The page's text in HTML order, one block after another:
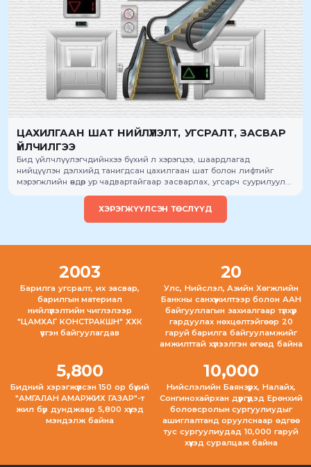
ЦАХИЛГААН ШАТ НИЙЛҮҮЛЭЛТ, УГСРАЛТ, ЗАСВАР
ҮЙЛЧИЛГЭЭ
Бид үйлчлүүлэгчдийнхээ бүхий л хэрэгцээ, шаардлагад
нийцүүлэн дэлхийд танигдсан цахилгаан шат болон лифтийг
мэрэгжлийн өндөр ур чадвартайгаар засварлах, угсарч суурилуулах
ХЭРЭГЖҮҮЛСЭН ТӨСЛҮҮД
2003
Барилга угсралт, их засвар,
барилгын материал
нийлүүлэлтийн чиглэлээр
"ЦАМХАГ КОНСТРАКШН" ХХК
үүсгэн байгуулагдав
20
Улс, Нийслэл, Азийн Хөгжлийн
Банкны санхүүжилтээр болон ААН
байгууллагын захиалгаар түлхүүр
гардуулах нөхцөлтэйгөөр 20
гаруй барилга байгууламжийг
амжилттай хүлээлгэн өгөөд байна
5,800
Бидний хэрэгжүүлсэн 150 ор бүхий
"АМГАЛАН АМАРЖИХ ГАЗАР"-т
жил бүр дунджаар 5,800 хүүхэд
мэндэлж байна
10,000
Нийслэлийн Баянзүрх, Налайх,
Сонгинохайрхан дүүргүүдэд Ерөнхий
боловсролын сургуулиудыг
ашиглалтанд оруулснаар өдгөө
тус сургуулиудад 10,000 гаруй
хүүхэд суралцаж байна